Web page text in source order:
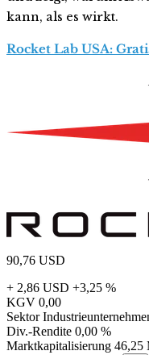
kann, als es wirkt.
Rocket Lab USA:
90,76 USD
+ 2,86 USD +3,25 %
KGV 0,00
Sektor
Div.-Rendite 0,00 %
Marktkapitalisierung 46,25